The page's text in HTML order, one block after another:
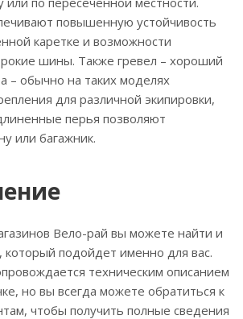
повышенную устойчивость
каретке и возможности
шины. Также гревел – хороший
– обычно на таких моделях
для различной экипировки,
перья позволяют
или багажник.
Вело-рай вы можете найти и
, который подойдет именно для вас.
техническим описанием
но вы всегда можете обратиться к
чтобы получить полные сведения